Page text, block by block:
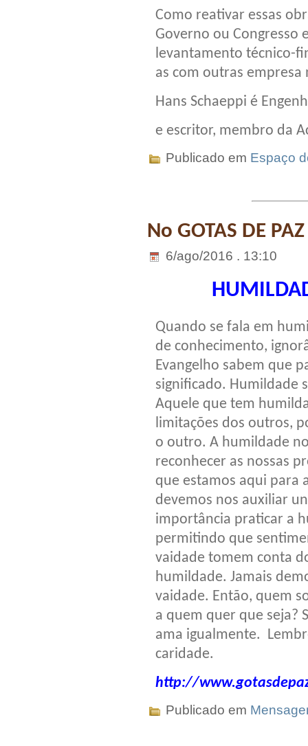
Como reativar essas
Governo ou Congresso
levantamento técnico-
as com outras empresa
Hans Schaeppi é
e escritor, membro da
Publicado em Espaço
No GOTAS DE PAZ
6/ago/2016 . 13:10
Quando se fala em
de conhecimento,
Evangelho sabem que
significado. Humildade
Aquele que tem
limitações dos outros,
o outro. A humildade
reconhecer as nossas
que estamos aqui para
devemos nos auxiliar
importância praticar a
permitindo que
vaidade tomem conta
humildade. Jamais
vaidade. Então, quem
a quem quer que seja?
ama igualmente.
caridade.
http://
Publicado em